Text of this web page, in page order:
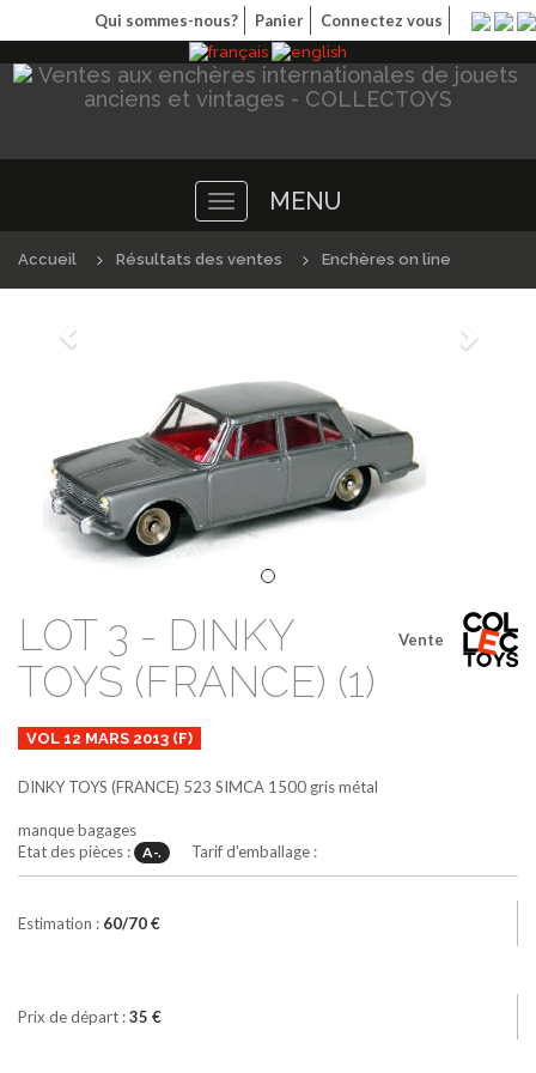
Qui sommes-nous? Panier Connectez vous
Toggle
navigation
MENU
Accueil Résultats des ventes Enchères on line
Précédént
Vente
LOT 3 - DINKY
TOYS (FRANCE) (1)
VOL 12 MARS 2013 (F)
DINKY TOYS (FRANCE) 523 SIMCA 1500 gris métal
manque bagages
Etat des pièces :
A-. Tarif d'emballage :
Estimation : 60/70 €
Prix de départ :35 €